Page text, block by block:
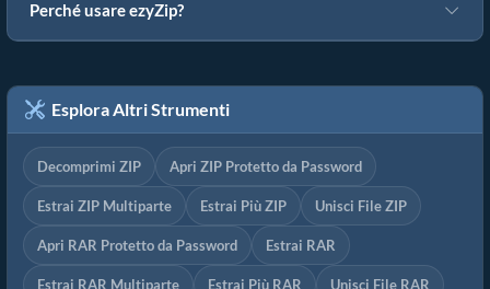
Perché usare ezyZip?
Esplora Altri Strumenti
Decomprimi ZIP Apri ZIP Protetto da Password
Estrai ZIP Multiparte Estrai Più ZIP Unisci File ZIP
Apri RAR Protetto da Password Estrai RAR
Estrai RAR Multiparte Estrai Più RAR Unisci File RAR